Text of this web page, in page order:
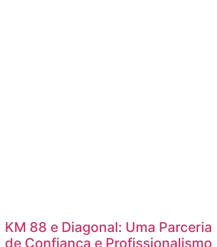
KM 88 e Diagonal: Uma Parceria
de Confiança e Profissionalismo